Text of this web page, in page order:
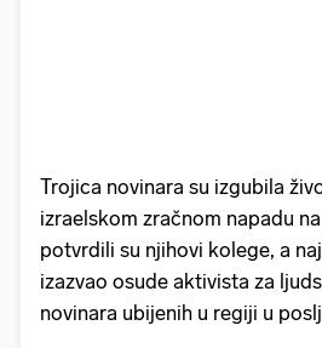
Trojica novinara su izgubila
izraelskom zračnom napadu
potvrdili su njihovi kolege, a
izazvao osude aktivista za
novinara ubijenih u regiji u